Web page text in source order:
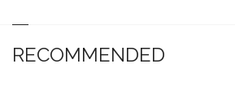
RECOMMENDED